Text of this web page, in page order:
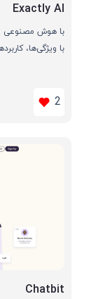
Exactly AI
با ویژگی‌ها،
2
Chatbit